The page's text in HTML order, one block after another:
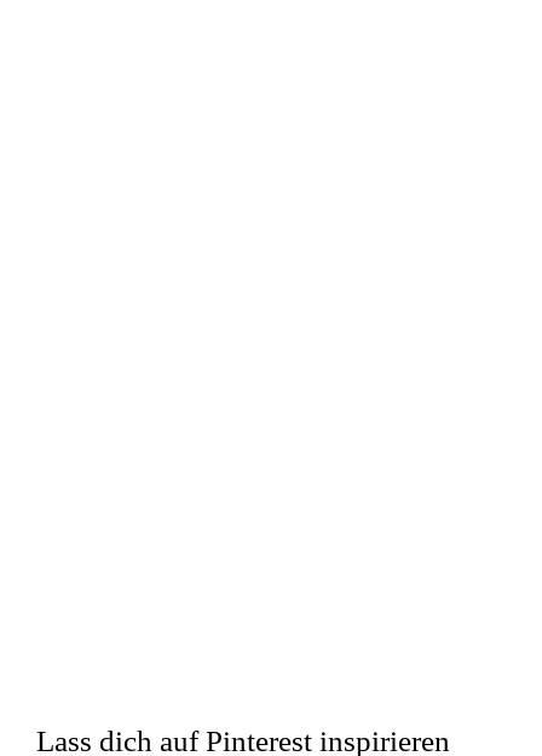
Lass dich auf Pinterest inspirieren